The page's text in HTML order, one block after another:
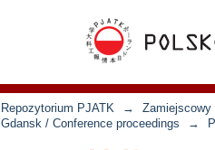
Repozytorium PJATK → Zamiejscowy
Gdansk / Conference proceedings
→